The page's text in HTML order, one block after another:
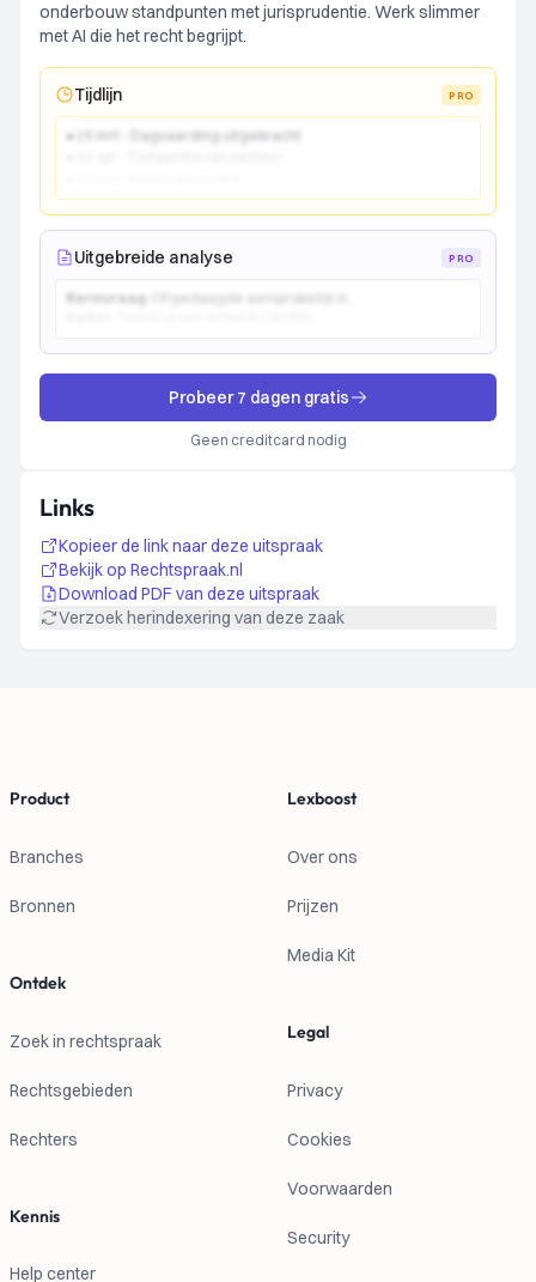
onderbouw standpunten met jurisprudentie. Werk slimmer
met AI die het recht begrijpt.
Tijdlijn PRO
● 15 mrt - Dagvaarding uitgebracht
Uitgebreide analyse PRO
Kernvraag:
Probeer 7 dagen gratis
Geen creditcard nodig
Links
Kopieer de link naar deze uitspraak
Bekijk op Rechtspraak.nl
Download PDF van deze uitspraak
Verzoek herindexering van deze zaak
Product
Branches
Bronnen
Ontdek
Zoek in rechtspraak
Rechtsgebieden
Rechters
Kennis
Help center
Lexboost
Over ons
Prijzen
Media Kit
Legal
Privacy
Cookies
Voorwaarden
Security